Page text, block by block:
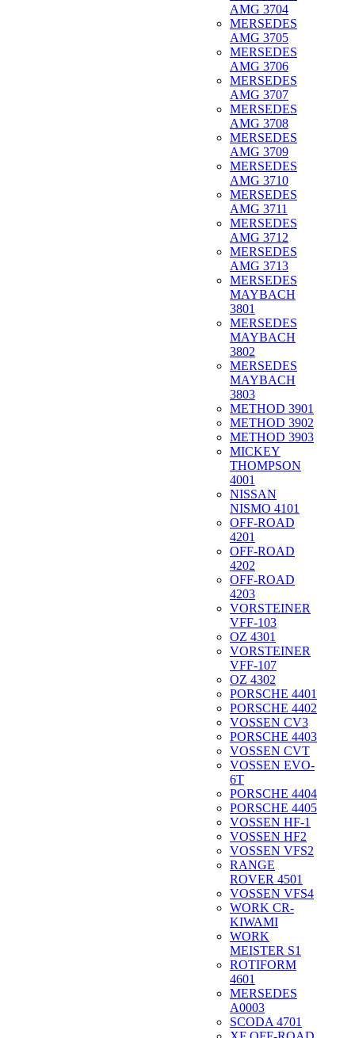
AMG 3704
MERSEDES
AMG 3705
MERSEDES
AMG 3706
MERSEDES
AMG 3707
MERSEDES
AMG 3708
MERSEDES
AMG 3709
MERSEDES
AMG 3710
MERSEDES
AMG 3711
MERSEDES
AMG 3712
MERSEDES
AMG 3713
MERSEDES
MAYBACH
3801
MERSEDES
MAYBACH
3802
MERSEDES
MAYBACH
3803
METHOD 3901
METHOD 3902
METHOD 3903
MICKEY
THOMPSON
4001
NISSAN
NISMO 4101
OFF-ROAD
4201
OFF-ROAD
4202
OFF-ROAD
4203
VORSTEINER
VFF-103
OZ 4301
VORSTEINER
VFF-107
OZ 4302
PORSCHE 4401
PORSCHE 4402
VOSSEN CV3
PORSCHE 4403
VOSSEN CVT
VOSSEN EVO-
6T
PORSCHE 4404
PORSCHE 4405
VOSSEN HF-1
VOSSEN HF2
VOSSEN VFS2
RANGE
ROVER 4501
VOSSEN VFS4
WORK CR-
KIWAMI
WORK
MEISTER S1
ROTIFORM
4601
MERSEDES
A0003
SCODA 4701